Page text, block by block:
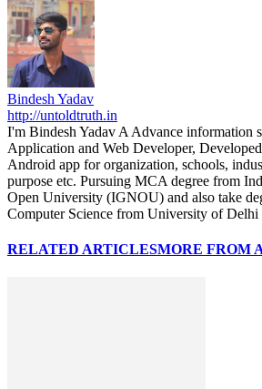
Bindesh Yadav
http://untoldtruth.in
I'm Bindesh Yadav A Advance information
Application and Web Developer,
Android app for organization, schools,
purpose etc. Pursuing MCA degree from
Open University (IGNOU) and also take
Computer Science from University of Delhi
RELATED ARTICLESMORE FROM